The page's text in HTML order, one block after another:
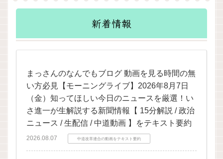
新着情報
まっさんのなんでもブログ 動画を見る時間の無
い方必見【モーニングライブ】2026年8月7日
（金）知ってほしい今日のニュースを厳選！い
さ進一が生解説する新聞情報【 15分解説 / 政治
ニュース / 生配信 / 中道動画 】をテキスト要約
2026.08.07 中道改革連合の動画をテキスト要約